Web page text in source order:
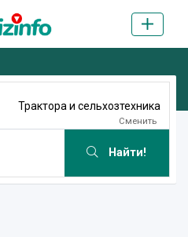
Трактора и сельхозтехника
Сменить
Найти!